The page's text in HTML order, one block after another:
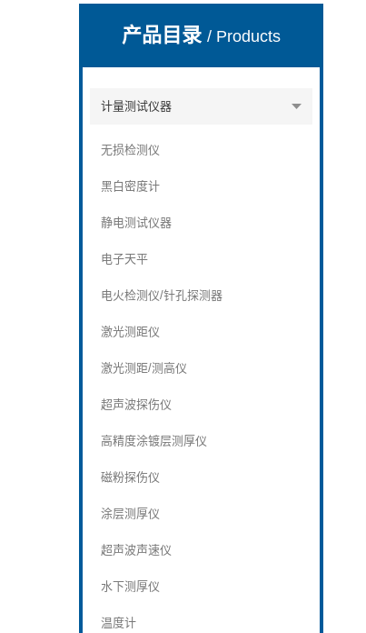
深圳市深博瑞仪器仪表有限公司
产品目录/ Products
计量测试仪器
无损检测仪
黑白密度计
静电测试仪器
电子天平
电火检测仪/针孔探测器
激光测距仪
激光测距/测高仪
超声波探伤仪
高精度涂镀层测厚仪
磁粉探伤仪
涂层测厚仪
超声波声速仪
水下测厚仪
温度计